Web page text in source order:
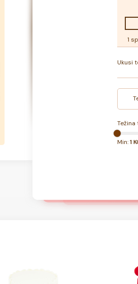
1
Ukusi
Min:1